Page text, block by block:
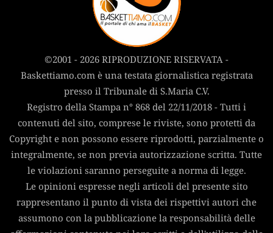
©2001 - 2026 RIPRODUZIONE RISERVATA -
Baskettiamo.com è una testata giornalistica registrata
presso il Tribunale di S.Maria C.V.
Registro della Stampa n° 868 del 22/11/2018 - Tutti i
contenuti del sito, comprese le riviste, sono protetti da
Copyright e non possono essere riprodotti, parzialmente o
integralmente, se non previa autorizzazione scritta. Tutte
le violazioni saranno perseguite a norma di legge.
Le opinioni espresse negli articoli del presente sito
rappresentano il punto di vista dei rispettivi autori che
assumono con la pubblicazione la responsabilità delle